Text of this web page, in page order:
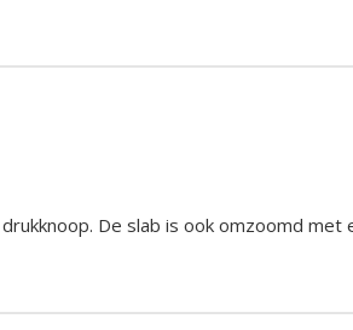
De slab is ook omzoomd met